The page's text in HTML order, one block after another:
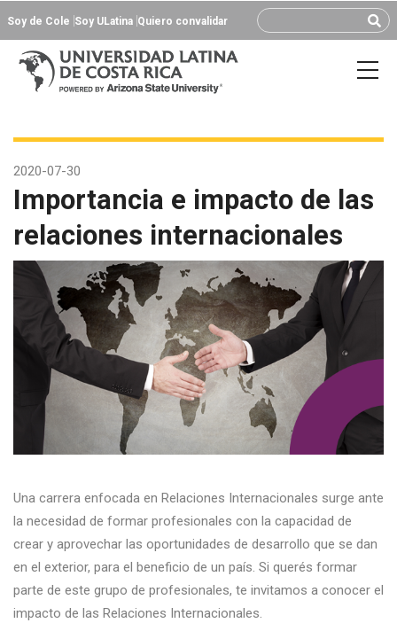
Soy de Cole Soy ULatina Quiero convalidar
2020-07-30
Importancia e impacto de las
relaciones internacionales
Una carrera enfocada en Relaciones Internacionales surge ante
la necesidad de formar profesionales con la capacidad de
crear y aprovechar las oportunidades de desarrollo que se dan
en el exterior, para el beneficio de un país. Si querés formar
parte de este grupo de profesionales, te invitamos a conocer el
impacto de las Relaciones Internacionales.